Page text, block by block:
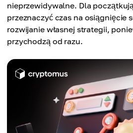
nieprzewidywalne. Dla
przeznaczyć czas na osiągnięcie
rozwijanie własnej strategii,
przychodzą od razu.